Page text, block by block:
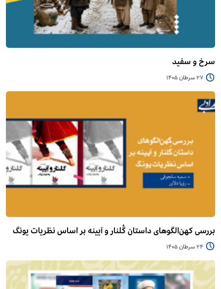
سرخ و سفید
27 سرطان 1405
بررسی کهن‌الگوهای داستان گُلنار و آیینه بر اساس نظریات یونگ
24 سرطان 1405